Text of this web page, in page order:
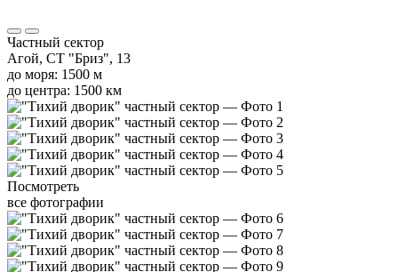
Частный сектор
Агой, СТ "Бриз", 13
до моря: 1500 м
до центра: 1500 км
Посмотреть
все фотографии